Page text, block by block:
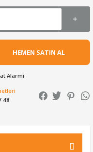
HEMEN SATIN AL
Alarmı
48